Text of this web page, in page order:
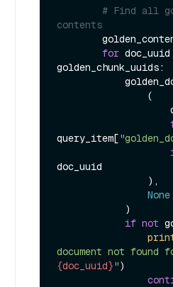
# Find all
contents
for
golden_chunk_uuids:
query_item[
doc_uuid
None,
if not
{doc_uuid}")